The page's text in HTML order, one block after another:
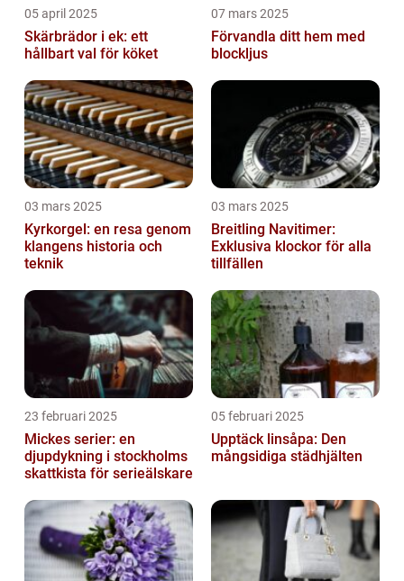
05 april 2025
Skärbrädor i ek: ett
hållbart val för köket
07 mars 2025
Förvandla ditt hem med
blockljus
03 mars 2025
Kyrkorgel: en resa genom
klangens historia och
teknik
03 mars 2025
Breitling Navitimer:
Exklusiva klockor för alla
tillfällen
23 februari 2025
Mickes serier: en
djupdykning i stockholms
skattkista för serieälskare
05 februari 2025
Upptäck linsåpa: Den
mångsidiga städhjälten